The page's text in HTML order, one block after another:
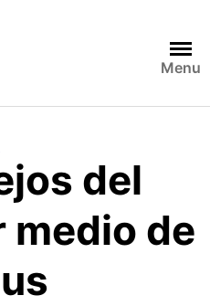
Menu
del
medio de